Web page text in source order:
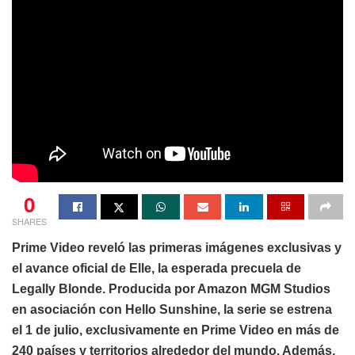
0
SHARES
Prime Video reveló las primeras imágenes exclusivas y
el avance oficial de Elle, la esperada precuela de
Legally Blonde. Producida por Amazon MGM Studios
en asociación con Hello Sunshine, la serie se estrena
el 1 de julio, exclusivamente en Prime Video en más de
240 países y territorios alrededor del mundo. Además,